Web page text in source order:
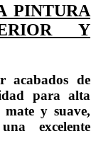
PINTURA
Y
acabados de
para alta
mate y suave,
excelente